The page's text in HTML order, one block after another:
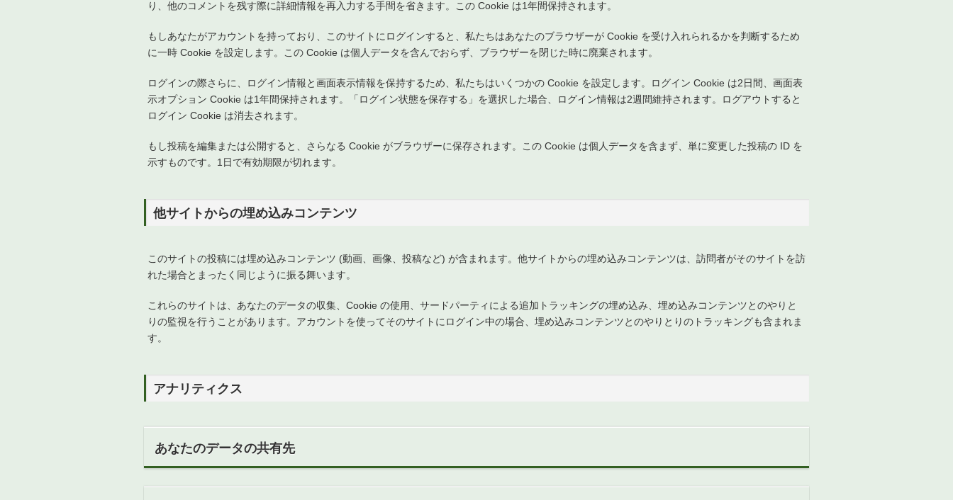
り、他のコメントを残す際に詳細情報を再入力する手間を省きます。この Cookie は1年間保持されます。
もしあなたがアカウントを持っており、このサイトにログインすると、私たちはあなたのブラウザーが Cookie を受け入れられるかを判断するため
に一時 Cookie を設定します。この Cookie は個人データを含んでおらず、ブラウザーを閉じた時に廃棄されます。
ログインの際さらに、ログイン情報と画面表示情報を保持するため、私たちはいくつかの Cookie を設定します。ログイン Cookie は2日間、画面表
示オプション Cookie は1年間保持されます。「ログイン状態を保存する」を選択した場合、ログイン情報は2週間維持されます。ログアウトすると
ログイン Cookie は消去されます。
もし投稿を編集または公開すると、さらなる Cookie がブラウザーに保存されます。この Cookie は個人データを含まず、単に変更した投稿の ID を
示すものです。1日で有効期限が切れます。
他サイトからの埋め込みコンテンツ
このサイトの投稿には埋め込みコンテンツ (動画、画像、投稿など) が含まれます。他サイトからの埋め込みコンテンツは、訪問者がそのサイトを訪
れた場合とまったく同じように振る舞います。
これらのサイトは、あなたのデータの収集、Cookie の使用、サードパーティによる追加トラッキングの埋め込み、埋め込みコンテンツとのやりと
りの監視を行うことがあります。アカウントを使ってそのサイトにログイン中の場合、埋め込みコンテンツとのやりとりのトラッキングも含まれま
す。
アナリティクス
あなたのデータの共有先